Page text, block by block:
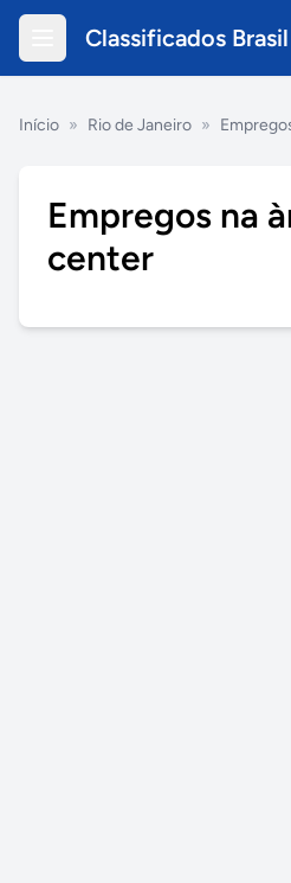
Classificados Brasil
Início » Rio de Janeiro »
Empregos na
center